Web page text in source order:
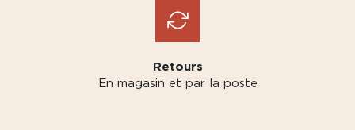
Retours
En magasin et par la poste